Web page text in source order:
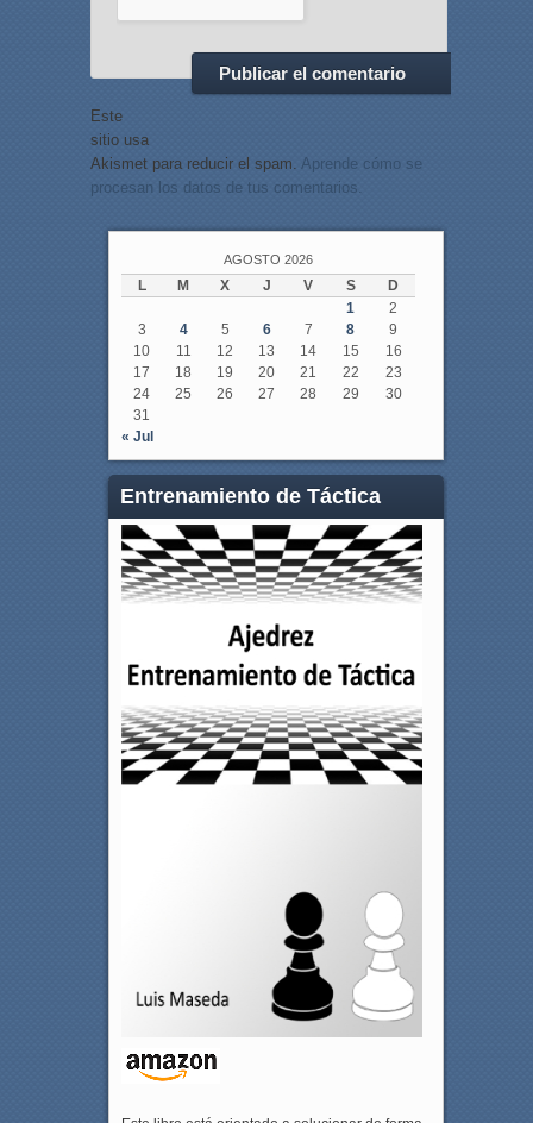
Este
sitio usa
Akismet para reducir el spam. Aprende cómo se
procesan los datos de tus comentarios.
AGOSTO 2026
L M X J V S
D
1
2
3
4 5 6 7 8
9
10
11 12 13 14 15
16
17
18 19 20 21 22
23
24
25 26 27 28 29
30
31
« Jul
Entrenamiento de Táctica